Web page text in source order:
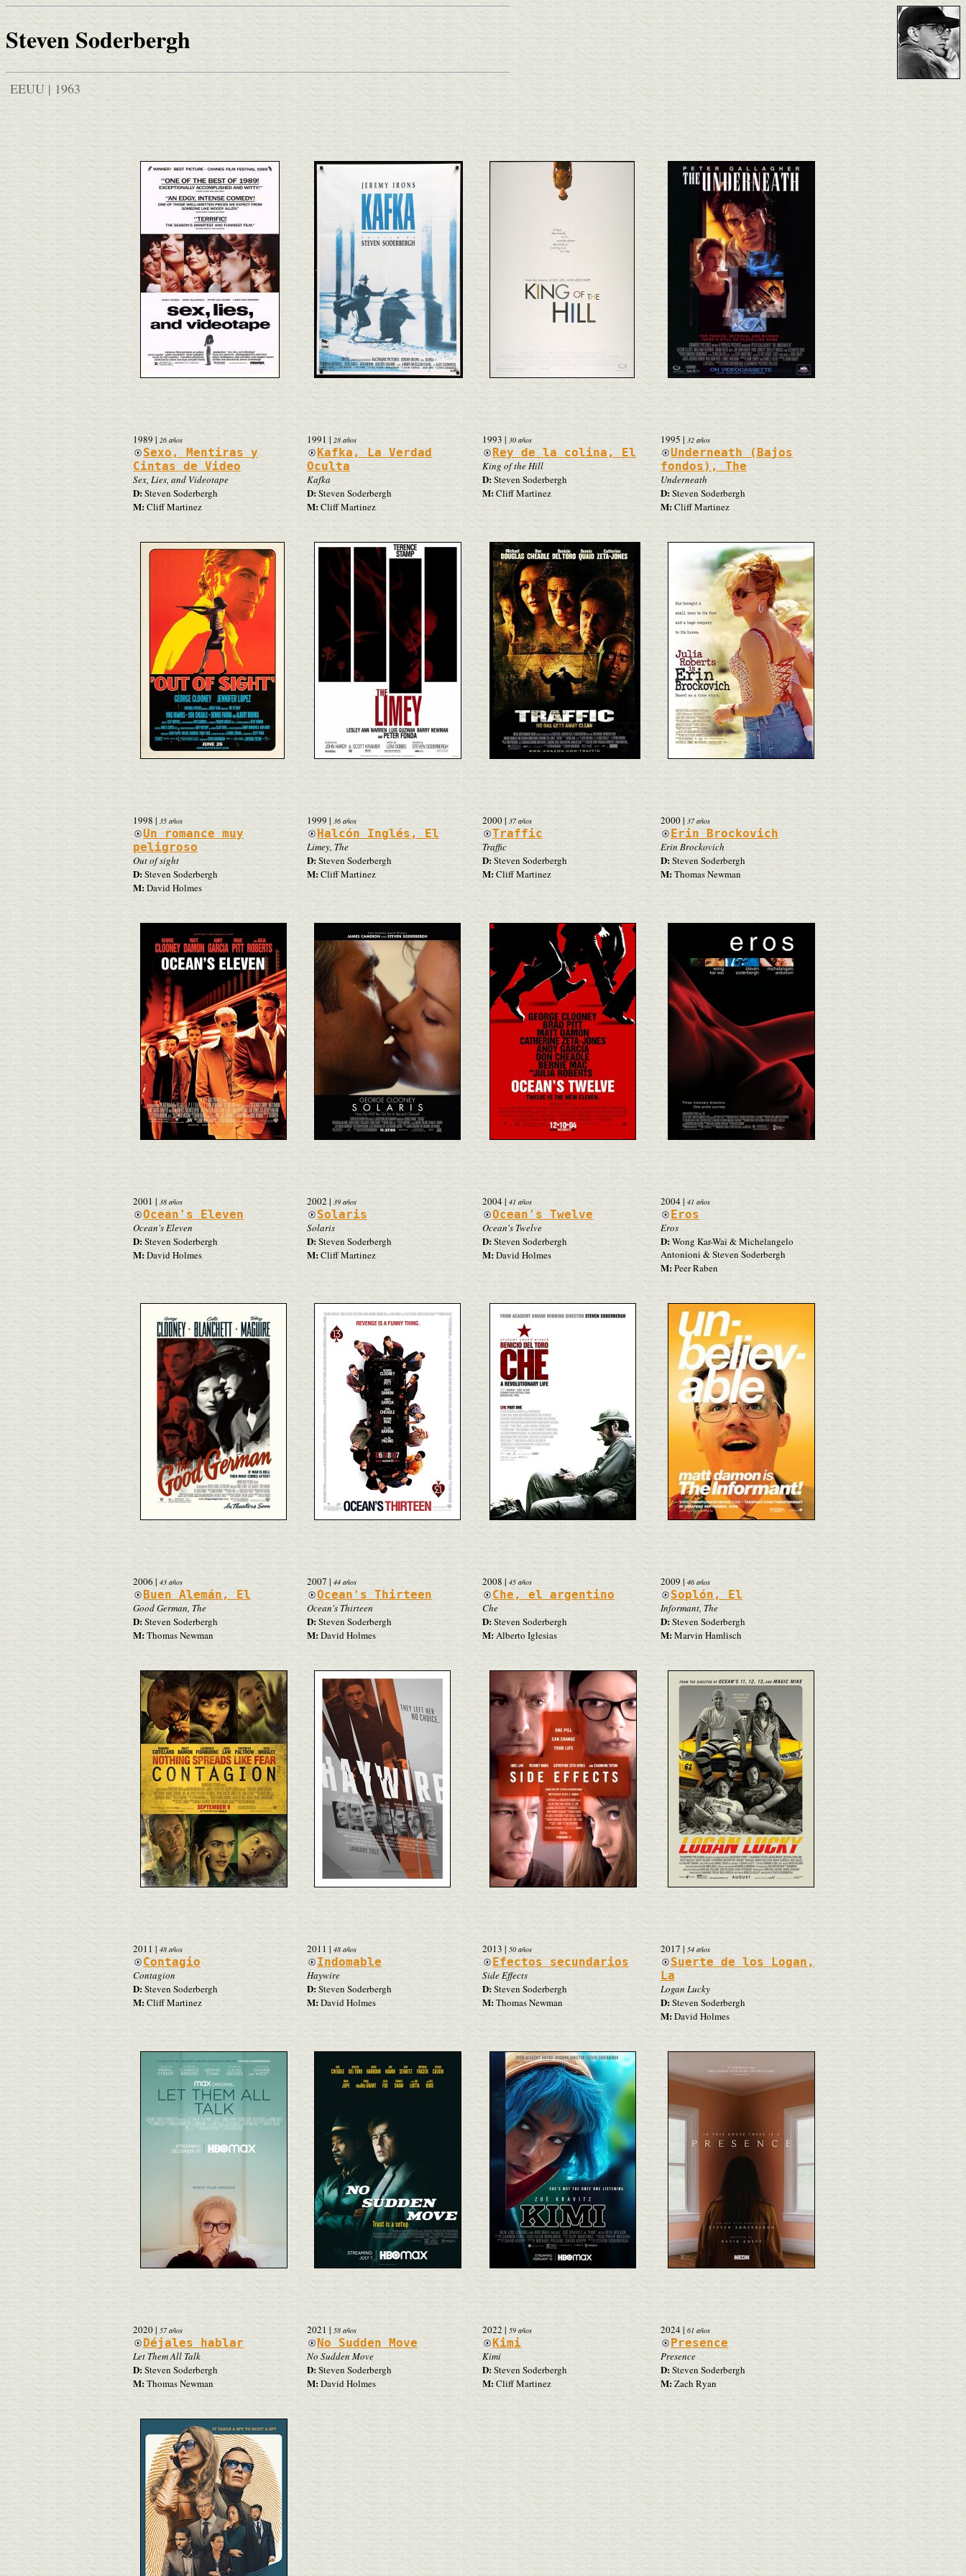
Steven Soderbergh
EEUU | 1963
1989 | 26 años
Sexo, Mentiras y
Cintas de Video
Sex, Lies, and Videotape
D:Steven Soderbergh
M:Cliff Martinez
1991 |28 años
Kafka, La Verdad
Oculta
Kafka
D:Steven Soderbergh
M:Cliff Martinez
1993 | 30 años
Rey de la colina, El
King of the Hill
D:Steven Soderbergh
M:Cliff Martinez
1995 | 32 años
Underneath (Bajos
fondos), The
Underneath
D:Steven Soderbergh
M:Cliff Martinez
1998 | 35 años
Un romance muy
peligroso
Out of sight
D:Steven Soderbergh
M:David Holmes
1999| 36 años
Halcón Inglés, El
Limey, The
D:Steven Soderbergh
M:Cliff Martinez
2000| 37 años
Traffic
Traffic
D:Steven Soderbergh
M:Cliff Martinez
2000| 37 años
Erin Brockovich
Erin Brockovich
D: Steven Soderbergh
M: Thomas Newman
2001 | 38 años
Ocean's Eleven
Ocean's Eleven
D: Steven Soderbergh
M:David Holmes
2002|39 años
Solaris
Solaris
D:Steven Soderbergh
M:Cliff Martinez
2004| 41 años
Ocean's Twelve
Ocean's Twelve
D:Steven Soderbergh
M:David Holmes
2004| 41 años
Eros
Eros
D: Wong Kar-Wai & Michelangelo
Antonioni & Steven Soderbergh
M:Peer Raben
2006 | 43 años
Buen Alemán, El
Good German, The
D:Steven Soderbergh
M:Thomas Newman
2007 |44 años
Ocean's Thirteen
Ocean's Thirteen
D:Steven Soderbergh
M:David Holmes
2008 | 45 años
Che, el argentino
Che
D: Steven Soderbergh
M:Alberto Iglesias
2009 |46 años
Soplón, El
Informant, The
D:Steven Soderbergh
M:Marvin Hamlisch
2011 | 48 años
Contagio
Contagion
D:Steven Soderbergh
M:Cliff Martinez
2011 |48 años
Indomable
Haywire
D:Steven Soderbergh
M:David Holmes
2013 | 50 años
Efectos secundarios
Side Effects
D:Steven Soderbergh
M:Thomas Newman
2017 | 54 años
Suerte de los Logan,
La
Logan Lucky
D:Steven Soderbergh
M:David Holmes
2020| 57 años
Déjales hablar
Let Them All Talk
D:Steven Soderbergh
M:Thomas Newman
2021 | 58 años
No Sudden Move
No Sudden Move
D:Steven Soderbergh
M:David Holmes
2022 | 59 años
Kimi
Kimi
D:Steven Soderbergh
M:Cliff Martinez
2024| 61 años
Presence
Presence
D: Steven Soderbergh
M: Zach Ryan